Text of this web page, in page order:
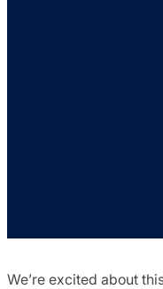
We’re excited about